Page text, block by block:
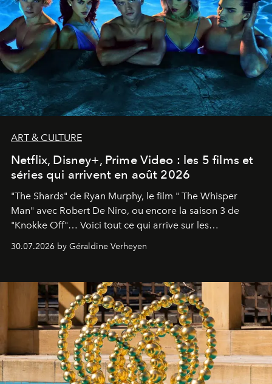
ART & CULTURE
Netflix, Disney+, Prime Video : les 5 films et
séries qui arrivent en août 2026
"The Shards" de Ryan Murphy, le film " The Whisper
Man" avec Robert De Niro, ou encore la saison 3 de
"Knokke Off"… Voici tout ce qui arrive sur les
plateformes de streaming en août 2026.
30.07.2026 by Géraldine Verheyen